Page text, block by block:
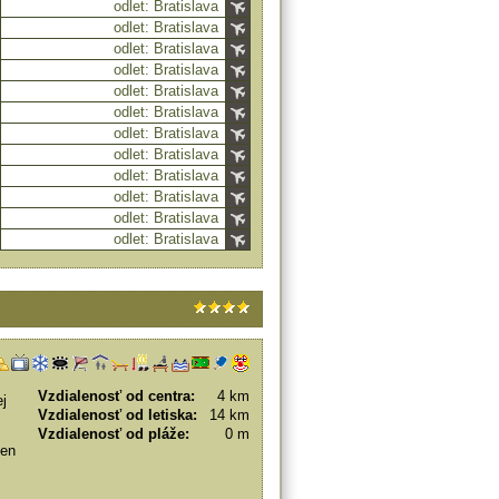
odlet: Bratislava
odlet: Bratislava
odlet: Bratislava
odlet: Bratislava
odlet: Bratislava
odlet: Bratislava
odlet: Bratislava
odlet: Bratislava
odlet: Bratislava
odlet: Bratislava
odlet: Bratislava
odlet: Bratislava
Vzdialenosť od centra:
4 km
Vzdialenosť od letiska:
14 km
Vzdialenosť od pláže:
0 m